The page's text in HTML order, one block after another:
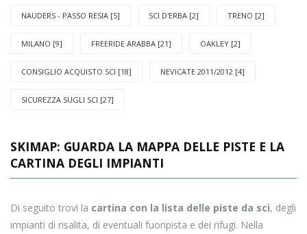
NAUDERS - PASSO RESIA [5] SCI D'ERBA [2] TRENO [2]
MILANO [9] FREERIDE ARABBA [21] OAKLEY [2]
CONSIGLIO ACQUISTO SCI [18] NEVICATE 2011/2012 [4]
SICUREZZA SUGLI SCI [27]
SKIMAP: GUARDA LA MAPPA DELLE PISTE E LA
CARTINA DEGLI IMPIANTI
Di seguito trovi la cartina con la lista delle piste da sci, degli
impianti di risalita, di eventuali fuoripista e dei rifugi. Nella